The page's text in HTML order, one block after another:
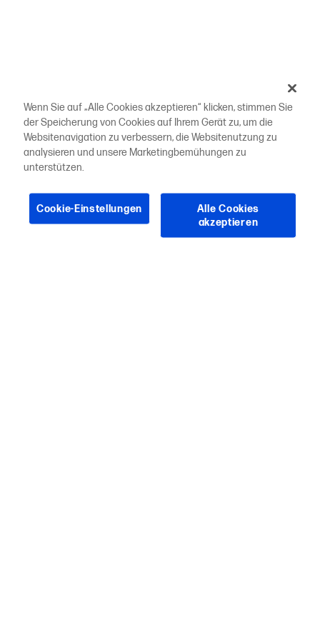
Wenn Sie auf „Alle Cookies akzeptieren“ klicken, stimmen Sie
der Speicherung von Cookies auf Ihrem Gerät zu, um die
Websitenavigation zu verbessern, die Websitenutzung zu
analysieren und unsere Marketingbemühungen zu
unterstützen.
Cookie-Einstellungen
Alle Cookies
akzeptieren